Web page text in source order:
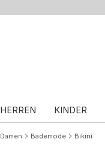
HERREN KINDER
Damen Bademode Bikini